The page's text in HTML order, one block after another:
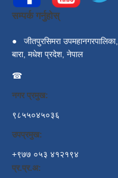
सम्पर्क गर्नुहोस्
●
जीतपुरसिमरा उपमहानगरपालिका,
बारा, मधेश प्रदेश, नेपाल
☎
नगर प्रमुख:
९८५५०४५०३६
उपप्रमुख:
+९७७ ०५३ ४१२१९४
प्र.प्र.अ: